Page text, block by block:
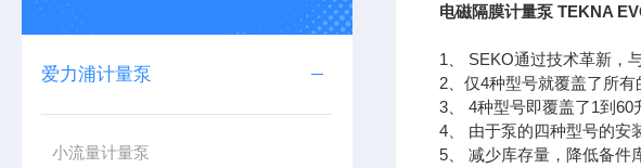
爱力浦计量泵
小流量计量泵
电磁隔膜计量泵 TEKNA
1、 SEKO通过技术革新，
2、仅4种型号就覆盖了所
3、 4种型号即覆盖了1到
4、 由于泵的四种型号的安
5、 减少库存量，降低备件